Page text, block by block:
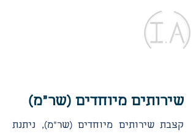
שירותים מיוחדים (שר"מ)
קצבת שירותים מיוחדים (שר"מ), ניתנת